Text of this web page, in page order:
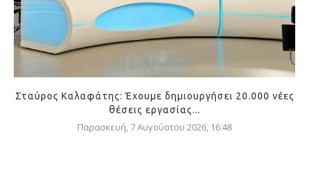
Σταύρος Καλαφάτης: Έχουμε δημιουργήσει 20.000 νέες
θέσεις εργασίας...
Παρασκευή, 7 Αυγούστου 2026, 16:48